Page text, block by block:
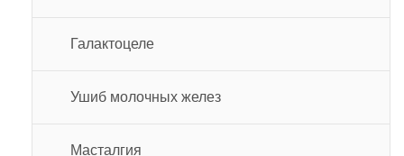
Галактоцеле
Ушиб молочных желез
Масталгия